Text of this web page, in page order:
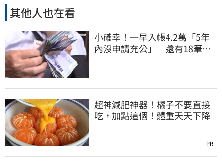
其他人也在看
小確幸！一早入帳4.2萬「5年
內沒申請充公」 還有18筆錢
超神減肥神器！橘子不要直接
吃，加點這個！體重天天下降
PR